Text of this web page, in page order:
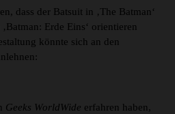
dass der Batsuit in ‚The Batman‘
Erde Eins‘ orientieren
könnte sich an den
Geeks WorldWide erfahren haben,